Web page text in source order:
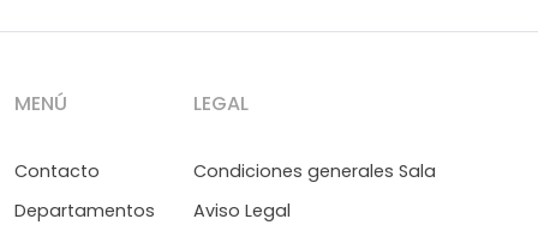
MENÚ
Contacto
Departamentos
LEGAL
Condiciones generales Sala
Aviso Legal